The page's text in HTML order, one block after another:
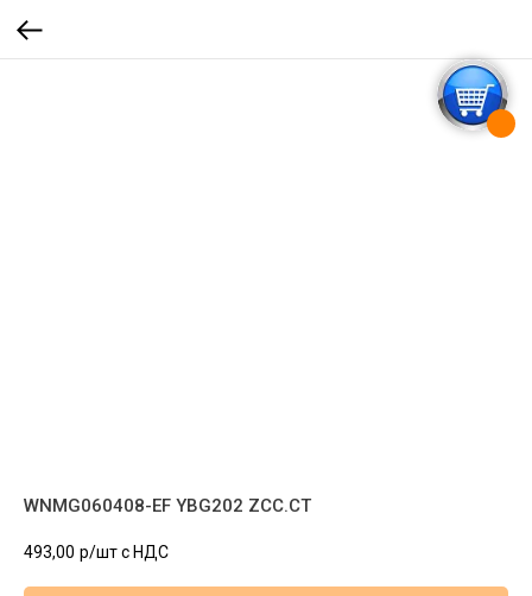
WNMG060408-EF YBG202 ZCC.CT
493,00 р/шт c НДС